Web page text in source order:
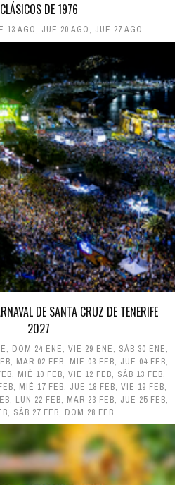
CLÁSICOS DE 1976
13 AGO, JUE 20 AGO, JUE 27 AGO
DE SANTA CRUZ DE TENERIFE
2027
, DOM 24 ENE, VIE 29 ENE, SÁB 30 ENE,
, MAR 02 FEB, MIÉ 03 FEB, JUE 04 FEB,
, MIÉ 10 FEB, VIE 12 FEB, SÁB 13 FEB,
, MIÉ 17 FEB, JUE 18 FEB, VIE 19 FEB,
, LUN 22 FEB, MAR 23 FEB, JUE 25 FEB,
, SÁB 27 FEB, DOM 28 FEB